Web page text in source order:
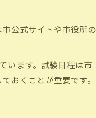
公式サイトや市役所の
います。試験日程は市
おくことが重要です。